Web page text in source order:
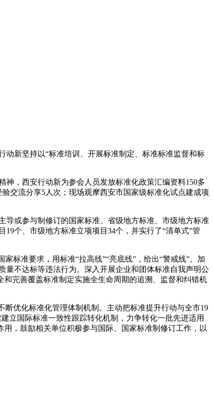
动新坚持以“标准培训、开展标准制定、标准标准监督和标
，西安行动新为参会人员发放标准化政策汇编资料150多
交流分享5人次；现场观摩西安市国家级标准化试点建成项
导或参与制修订的国家标准、省级地方标准、市级地方标准
个、市级地方标准立项项目34个，并实行了“清单式”管
标准要求，用标准“拉高线”“亮底线”，给出“警戒线”。加
量不达标等违法行为。深入开展企业和团体标准自我声明公
完善覆盖标准制定实施全生命周期的追溯、监督和纠错机
优化标准化管理体制机制。主动把标准提升行动与全市19
立国际标准一致性跟踪转化机制，力争转化一批先进适用
，鼓励相关单位积极参与国际、国家标准制修订工作，以